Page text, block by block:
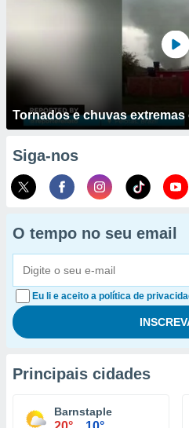
Tornados e chuvas extremas
Siga-nos
O tempo no seu email
Eu li e aceito a política de
Principais cidades
Barnstaple